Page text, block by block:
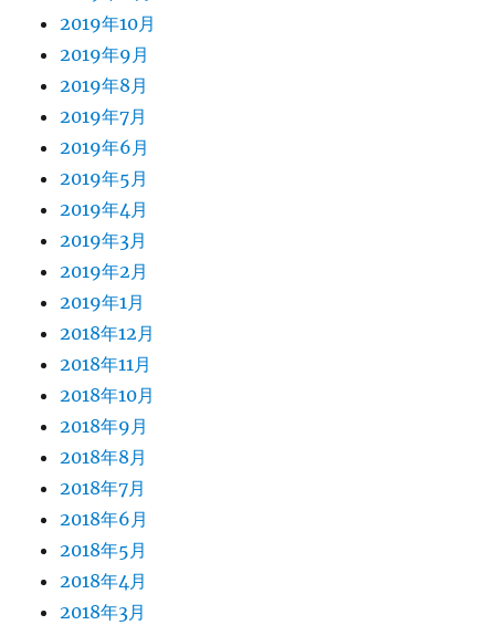
2019年10月
2019年9月
2019年8月
2019年7月
2019年6月
2019年5月
2019年4月
2019年3月
2019年2月
2019年1月
2018年12月
2018年11月
2018年10月
2018年9月
2018年8月
2018年7月
2018年6月
2018年5月
2018年4月
2018年3月